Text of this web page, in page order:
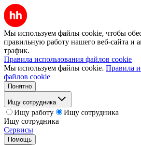
Мы используем файлы cookie, чтобы
правильную работу нашего веб-сайта и
трафик.
Правила использования файлов cookie
Мы используем файлы cookie. Правила
файлов cookie
Понятно
Ищу сотрудника
Ищу работу
Ищу сотрудника
Ищу сотрудника
Сервисы
Помощь